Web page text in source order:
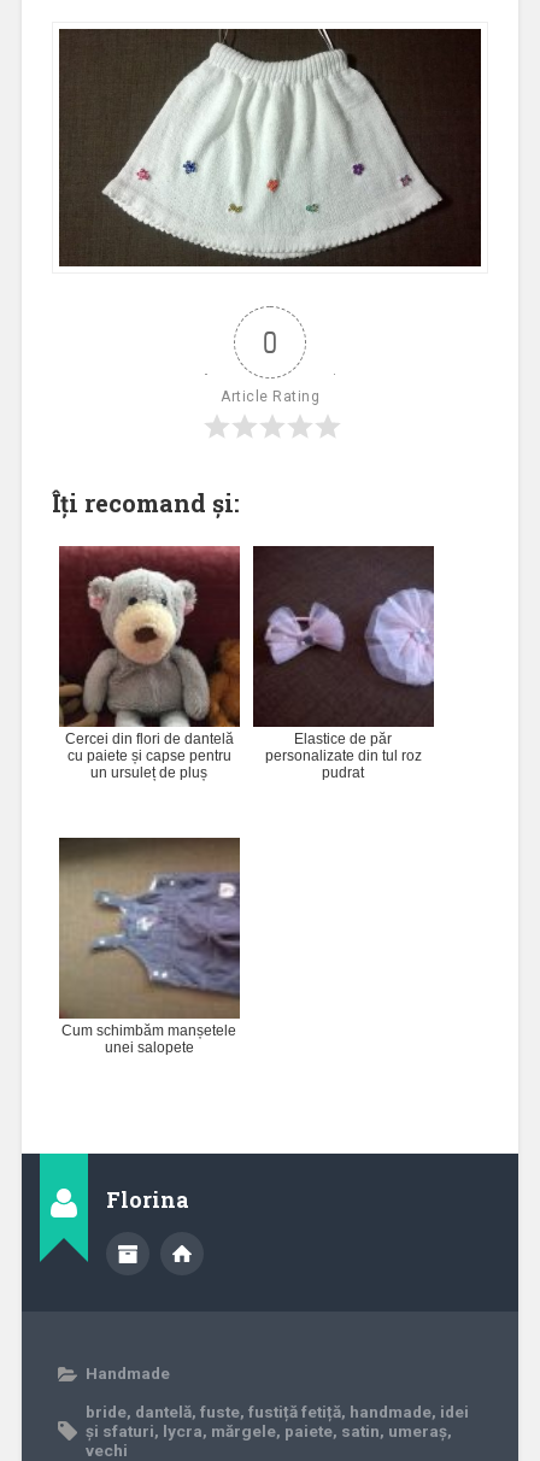
0
Article Rating
Îți recomand și:
Cercei din flori de dantelă
cu paiete și capse pentru
un ursuleț de pluș
Elastice de păr
personalizate din tul roz
pudrat
Cum schimbăm manșetele
unei salopete
Florina
Handmade
bride, dantelă, fuste, fustiță fetiță, handmade, idei
și sfaturi, lycra, mărgele, paiete, satin, umeraș,
vechi